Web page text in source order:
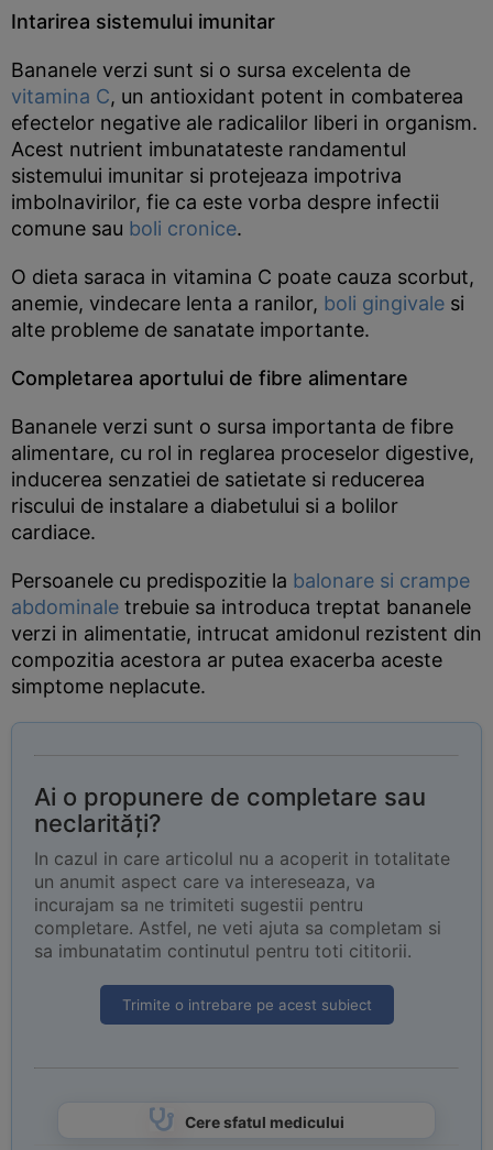
Intarirea sistemului imunitar
Bananele verzi sunt si o sursa excelenta de
vitamina C, un antioxidant potent in combaterea
efectelor negative ale radicalilor liberi in organism.
Acest nutrient imbunatateste randamentul
sistemului imunitar si protejeaza impotriva
imbolnavirilor, fie ca este vorba despre infectii
comune sau boli cronice.
O dieta saraca in vitamina C poate cauza scorbut,
anemie, vindecare lenta a ranilor, boli gingivale si
alte probleme de sanatate importante.
Completarea aportului de fibre alimentare
Bananele verzi sunt o sursa importanta de fibre
alimentare, cu rol in reglarea proceselor digestive,
inducerea senzatiei de satietate si reducerea
riscului de instalare a diabetului si a bolilor
cardiace.
Persoanele cu predispozitie la balonare si crampe
abdominale trebuie sa introduca treptat bananele
verzi in alimentatie, intrucat amidonul rezistent din
compozitia acestora ar putea exacerba aceste
simptome neplacute.
Ai o propunere de completare sau
neclarități?
In cazul in care articolul nu a acoperit in totalitate
un anumit aspect care va intereseaza, va
incurajam sa ne trimiteti sugestii pentru
completare. Astfel, ne veti ajuta sa completam si
sa imbunatatim continutul pentru toti cititorii.
Trimite o intrebare pe acest subiect
Cere sfatul medicului